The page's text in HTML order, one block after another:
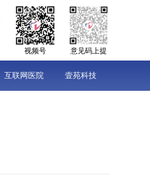
意见码上提
视频号
互联网医院 壹苑科技